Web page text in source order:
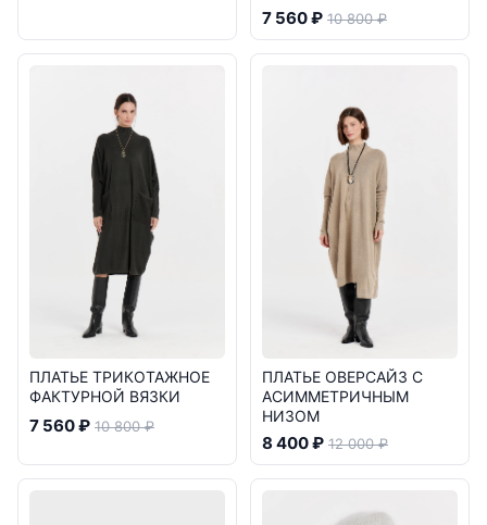
7 560 ₽ 10 800 ₽
ПЛАТЬЕ ТРИКОТАЖНОЕ
ФАКТУРНОЙ ВЯЗКИ
7 560 ₽ 10 800 ₽
ПЛАТЬЕ ОВЕРСАЙЗ С
АСИММЕТРИЧНЫМ
НИЗОМ
8 400 ₽ 12 000 ₽